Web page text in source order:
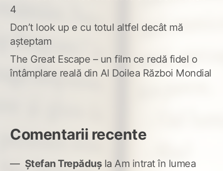
4
Don’t look up e cu totul altfel decât mă
așteptam
The Great Escape – un film ce redă fidel o
întâmplare reală din Al Doilea Război Mondial
Comentarii recente
Ștefan Trepădușla Am intrat în lumea